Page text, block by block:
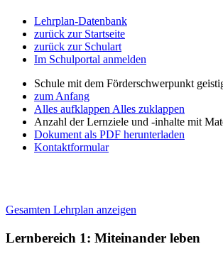
Lehrplan-Datenbank
zurück zur Startseite
zurück zur Schulart
Im Schulportal anmelden
Schule mit dem Förderschwerpunkt
zum Anfang
Alles aufklappen Alles zuklappen
Anzahl der Lernziele und -inhalte mit
Dokument als PDF herunterladen
Kontaktformular
Gesamten Lehrplan anzeigen
Lernbereich 1: Miteinander leben